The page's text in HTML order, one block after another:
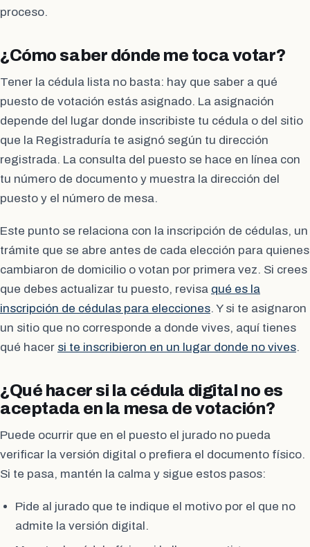
proceso.
¿Cómo saber dónde me toca votar?
Tener la cédula lista no basta: hay que saber a qué
puesto de votación estás asignado. La asignación
depende del lugar donde inscribiste tu cédula o del sitio
que la Registraduría te asignó según tu dirección
registrada. La consulta del puesto se hace en línea con
tu número de documento y muestra la dirección del
puesto y el número de mesa.
Este punto se relaciona con la inscripción de cédulas, un
trámite que se abre antes de cada elección para quienes
cambiaron de domicilio o votan por primera vez. Si crees
que debes actualizar tu puesto, revisa qué es la
inscripción de cédulas para elecciones. Y si te asignaron
un sitio que no corresponde a donde vives, aquí tienes
qué hacer si te inscribieron en un lugar donde no vives.
¿Qué hacer si la cédula digital no es
aceptada en la mesa de votación?
Puede ocurrir que en el puesto el jurado no pueda
verificar la versión digital o prefiera el documento físico.
Si te pasa, mantén la calma y sigue estos pasos:
Pide al jurado que te indique el motivo por el que no
admite la versión digital.